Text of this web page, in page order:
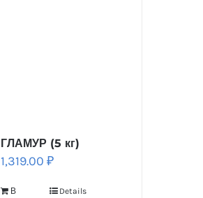
ГЛАМУР (5 кг)
1,319.00 ₽
В
Details